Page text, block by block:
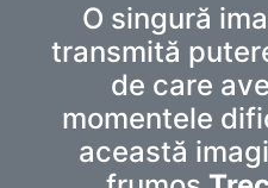
O singură
transmită
de care
momentele
această